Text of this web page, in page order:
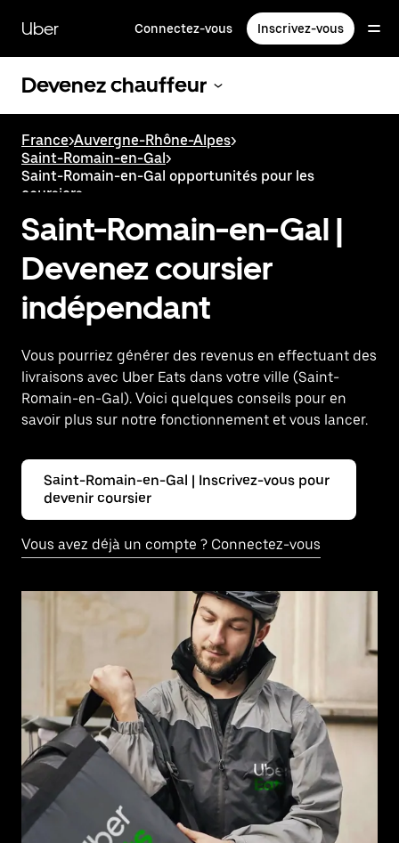
contenu
principal
Uber Connectez-vous Inscrivez-vous
Devenez chauffeur
France>Auvergne-Rhône-Alpes>
Saint-Romain-en-Gal>
Saint-Romain-en-Gal opportunités pour les
coursiers
Saint-Romain-en-Gal |
Devenez coursier
indépendant
Vous pourriez générer des revenus en effectuant des
livraisons avec Uber Eats dans votre ville (Saint-
Romain-en-Gal). Voici quelques conseils pour en
savoir plus sur notre fonctionnement et vous lancer.
Saint-Romain-en-Gal | Inscrivez-vous pour
devenir coursier
Vous avez déjà un compte ? Connectez-vous